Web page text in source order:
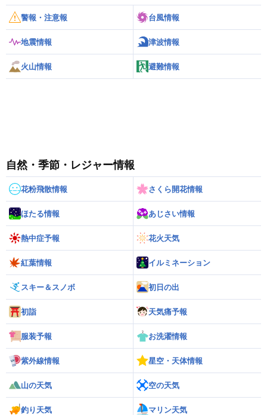
警報・注意報 台風情報
地震情報 津波情報
火山情報 避難情報
自然・季節・レジャー情報
花粉飛散情報 さくら開花情報
ほたる情報 あじさい情報
熱中症予報 花火天気
紅葉情報 イルミネーション
スキー＆スノボ 初日の出
初詣 天気痛予報
服装予報 お洗濯情報
紫外線情報 星空・天体情報
山の天気 空の天気
釣り天気 マリン天気